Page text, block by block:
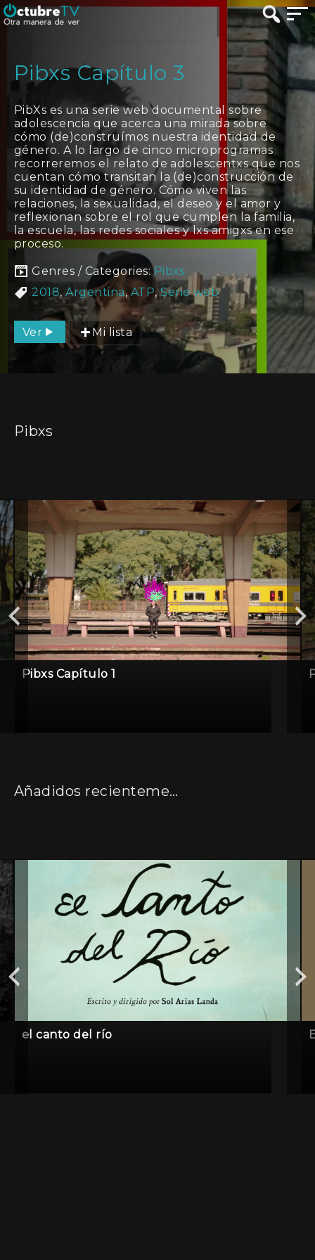
Pibxs Capítulo 3
PibXs es una serie web documental sobre
adolescencia que acerca una mirada sobre
cómo (de)construímos nuestra identidad de
género. A lo largo de cinco microprogramas
recorreremos el relato de adolescentxs que nos
cuentan cómo transitan la (de)construcción de
su identidad de género. Cómo viven las
relaciones, la sexualidad, el deseo y el amor y
reflexionan sobre el rol que cumplen la familia,
la escuela, las redes sociales y lxs amigxs en ese
proceso.
Genres / Categories:Pibxs
2018,Argentina,ATP,Serie web
Ver Mi lista
Pibxs
Pibxs Capítulo 1
Añadidos recientemente
el canto del río